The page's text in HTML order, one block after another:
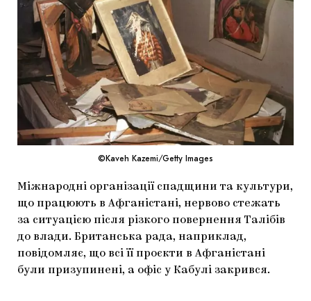
2022
МАРІУПОЛЬСЬКІ МАРГІНАЛІЇ
ДОСЛІДНИЦЬКА ПЛАТФОРМА
ЗАПАЛЕННЯ
CARPATHIAN CULT ПРО РІЗДВЯНІ СВЯТА
©Kaveh Kazemi/Getty Images
Міжнародні організації спадщини та культури,
що працюють в Афганістані, нервово стежать
за ситуацією після різкого повернення Талібів
до влади. Британська рада, наприклад,
повідомляє, що всі її проєкти в Афганістані
були призупинені, а офіс у Кабулі закрився.